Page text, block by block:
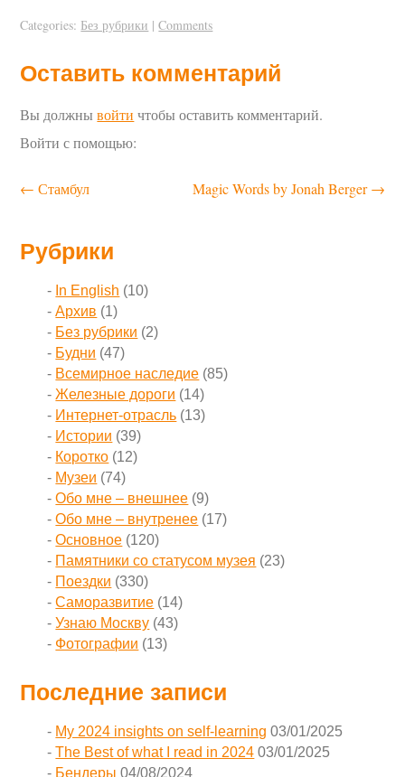
Categories: Без рубрики | Comments
Оставить комментарий
Вы должнывойти чтобы оставить комментарий.
Войти с помощью:
← Стамбул Magic Words by Jonah Berger→
Рубрики
In English (10)
Архив (1)
Без рубрики (2)
Будни (47)
Всемирное наследие (85)
Железные дороги (14)
Интернет-отрасль (13)
Истории (39)
Коротко (12)
Музеи (74)
Обо мне – внешнее (9)
Обо мне – внутренее (17)
Основное (120)
Памятники со статусом музея (23)
Поездки (330)
Саморазвитие (14)
Узнаю Москву (43)
Фотографии (13)
Последние записи
My 2024 insights on self-learning 03/01/2025
The Best of what I read in 2024 03/01/2025
Бендеры 04/08/2024